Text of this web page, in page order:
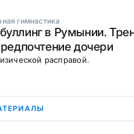
гимнастика
в Румынии.
дочери
расправой.